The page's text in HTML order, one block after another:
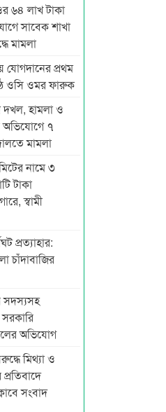
৬৪ লাখ টাকা
সাবেক শাখা
মামলা
যোগদানের প্রথম
ওসি ওমর ফারুক
দখল, হামলা ও
অভিযোগে ৭
মামলা
নামে ৩
টাকা
স্বামী
প্রত্যাহার:
চাঁদাবাজির
সদস্যসহ
অভিযোগ
মিথ্যা ও
প্রতিবাদে
সংবাদ